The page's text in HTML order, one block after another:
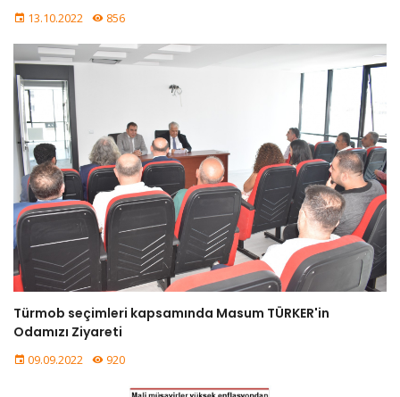
13.10.2022 856
Türmob seçimleri kapsamında Masum TÜRKER'in
Odamızı Ziyareti
09.09.2022 920